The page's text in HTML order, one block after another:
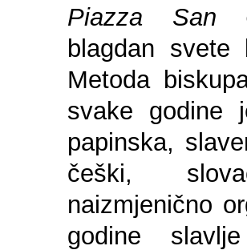
Piazza San
blagdan
Metoda
svake godine
papinska,
češki,
naizmjenično
godine